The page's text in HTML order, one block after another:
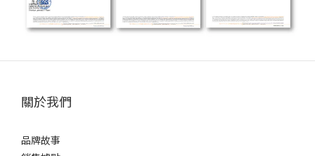
關於我們
品牌故事